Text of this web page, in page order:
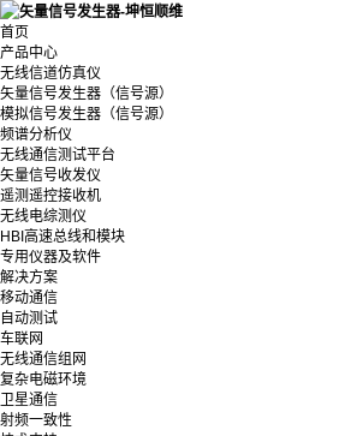
首页
产品中心
无线信道仿真仪
矢量信号发生器（信号源）
模拟信号发生器（信号源）
频谱分析仪
无线通信测试平台
矢量信号收发仪
遥测遥控接收机
无线电综测仪
HBI高速总线和模块
专用仪器及软件
解决方案
移动通信
自动测试
车联网
无线通信组网
复杂电磁环境
卫星通信
射频一致性